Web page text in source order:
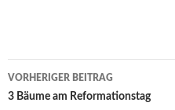
Beitrags-
Navigation
VORHERIGER BEITRAG
3 Bäume am Reformationstag